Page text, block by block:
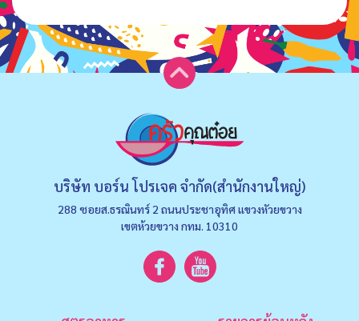
บริษัท บอร์น โปรเจค จำกัด(สำนักงานใหญ่)
288 ซอยส.ธรณินทร์ 2 ถนนประชาอุทิศ แขวงหัวยขวาง
เขตห้วยขวาง กทม. 10310